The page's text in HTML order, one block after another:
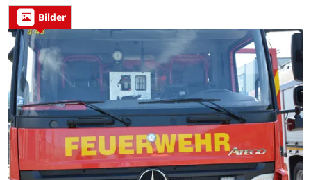
Bilder